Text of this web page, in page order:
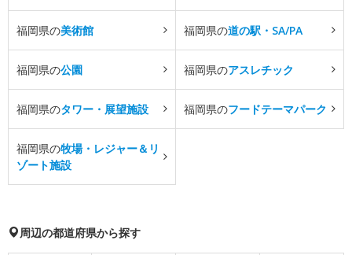
福岡県の美術館 福岡県の道の駅・SA/PA
福岡県の公園 福岡県のアスレチック
福岡県のタワー・展望施設 福岡県のフードテーマパーク
福岡県の牧場・レジャー＆リ
ゾート施設
周辺の都道府県から探す